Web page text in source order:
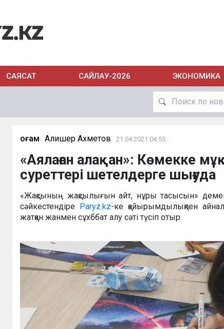
САЯСАТ САЙЛАУ-2026 ЭКОНОМИКА
Қоғам Алишер Ахметов 21.04.2021 04:55
«Аялаған алақан»: Көмекке
суреттері шетелдерге шығуда
«Жақсының жақсылығын айт, нұры тасысын»
сәйкестендіре Paryz.kz-ке қайырымдылықпен
жатқан жанмен сұхббат алу сәті түсіп отыр.